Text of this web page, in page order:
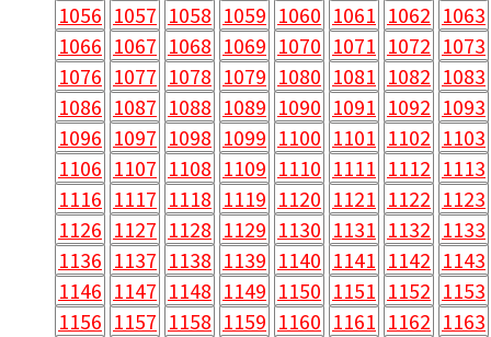
1056 1057 1058 1059 1060 1061 1062 1063
1066 1067 1068 1069 1070 1071 1072 1073
1076 1077 1078 1079 1080 1081 1082 1083
1086 1087 1088 1089 1090 1091 1092 1093
1096 1097 1098 1099 1100 1101 1102 1103
1106 1107 1108 1109 1110 1111 1112 1113
1116 1117 1118 1119 1120 1121 1122 1123
1126 1127 1128 1129 1130 1131 1132 1133
1136 1137 1138 1139 1140 1141 1142 1143
1146 1147 1148 1149 1150 1151 1152 1153
1156 1157 1158 1159 1160 1161 1162 1163